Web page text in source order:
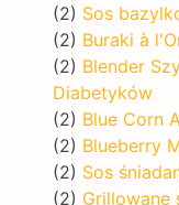
(2) Sos
(2) Buraki à
(2) Blender
Diabetyków
(2) Blue Corn
(2) Blueberry
(2) Sos
(2) Grillowane